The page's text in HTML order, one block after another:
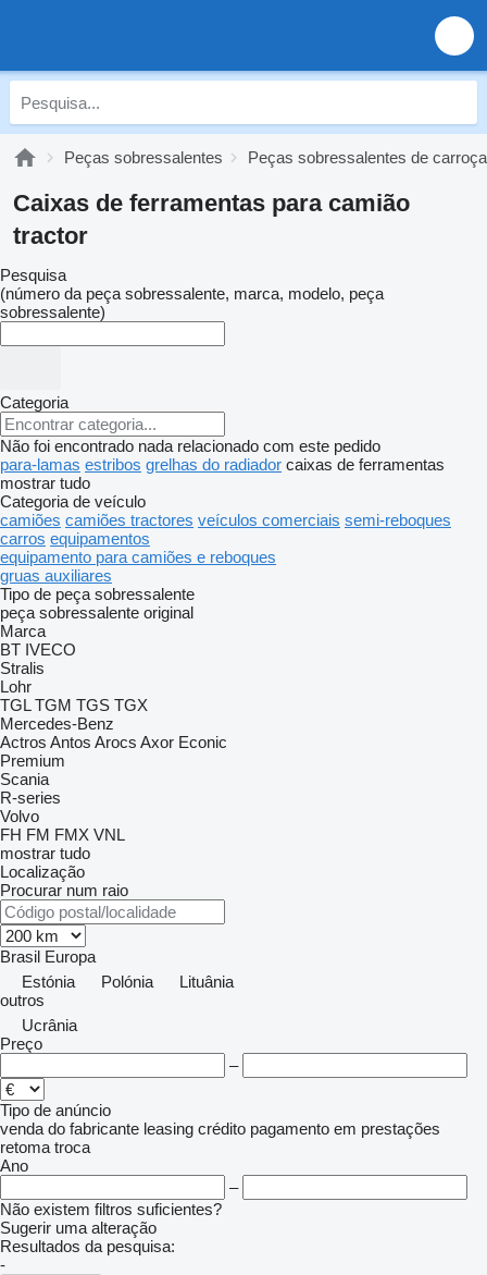
Peças sobressalentes Peças sobressalentes de
Caixas de ferramentas para camião
tractor
Pesquisa
(número da peça sobressalente, marca, modelo, peça
sobressalente)
Categoria
Não foi encontrado nada relacionado com este pedido
para-lamas estribos grelhas do radiador caixas de ferramentas
mostrar tudo
Categoria de veículo
camiões camiões tractores veículos comerciais semi-reboques
carros equipamentos
equipamento para camiões e reboques
gruas auxiliares
Tipo de peça sobressalente
peça sobressalente original
Marca
BT IVECO
Stralis
Lohr
TGL TGM TGS TGX
Mercedes-Benz
Actros Antos Arocs Axor Econic
Premium
Scania
R-series
Volvo
FH FM FMX VNL
mostrar tudo
Localização
Procurar num raio
Brasil Europa
Estónia
Polónia
Lituânia
outros
Ucrânia
Preço
–
Tipo de anúncio
venda do fabricante leasing crédito pagamento em prestações
retoma troca
Ano
–
Não existem filtros suficientes?
Sugerir uma alteração
Resultados da pesquisa:
-